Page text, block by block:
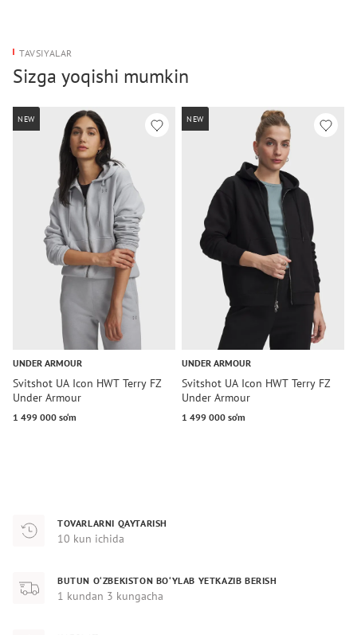
TAVSIYALAR
Sizga yoqishi mumkin
NEW
UNDER ARMOUR
Svitshot UA Icon HWT Terry FZ
Under Armour
1 499 000 so‘m
NEW
UNDER ARMOUR
Svitshot UA Icon HWT Terry FZ
Under Armour
1 499 000 so‘m
TOVARLARNI QAYTARISH
10 kun ichida
BUTUN O‘ZBEKISTON BO‘YLAB YETKAZIB BERISH
1 kundan 3 kungacha